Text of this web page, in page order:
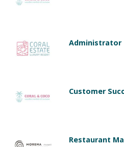
Administrator
Customer
Restaurant